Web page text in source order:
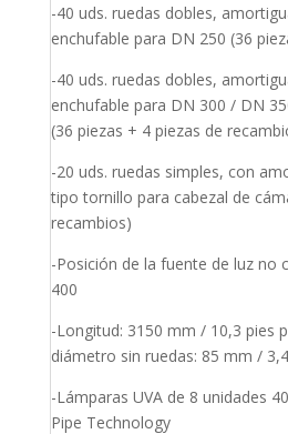
-40 uds. ruedas dobles,
enchufable para DN 250 (36
-40 uds. ruedas dobles,
enchufable para DN 300 / DN
(36 piezas + 4 piezas de
-20 uds. ruedas simples, con
tipo tornillo para cabezal de
recambios)
-Posición de la fuente de luz no
400
-Longitud: 3150 mm / 10,3 pies
diámetro sin ruedas: 85 mm / 3,4
-Lámparas UVA de 8 unidades
Pipe Technology